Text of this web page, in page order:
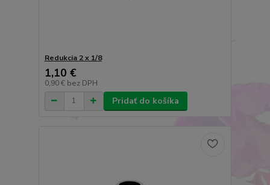
Redukcia 2 x 1/8
1,10 €
0,90 € bez DPH
Pridať do košíka